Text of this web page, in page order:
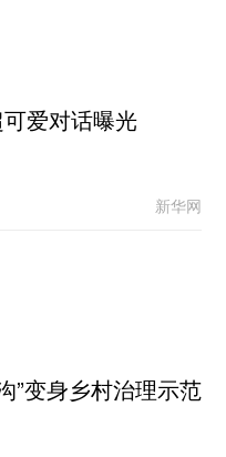
爱对话曝光
新华网
”变身乡村治理示范